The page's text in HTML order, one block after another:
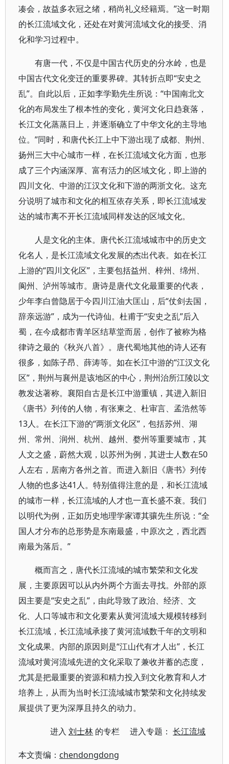
凑会，故益多衣冠之绪，稍尚礼义经籍焉。”这一时期
的长江流域文化，还处在对黄河流域文化的接受、消
化和学习过程中。
有唐一代，不仅是中国古代历史的分水岭，也是
中国古代文化变迁的重要界碑。其转折点即“安史之
乱”。自此以后，正如李学勤先生所说：“中国南北文
化的布局发生了根本性的变化，黄河文化日趋衰落，
长江文化蒸蒸日上，并逐渐确立了中华文化的主导地
位。”同时，和唐代长江上中下游出现了成都、荆州、
扬州三大中心城市一样，在长江流域文化方面，也形
成了三个内涵深厚、富有活力的区域文化，即上游的
四川文化、中游的江汉文化和下游的两浙文化。这充
分说明了城市和文化的相互依存关系，即长江流域发
达的城市离不开长江流域同样发达的区域文化。
人是文化的主体。唐代长江流域城市中的历史文
化名人，是长江流域文化发展的杰出代表。如在长江
上游的“四川文化区”，主要包括益州、梓州、绵州、
阆州、泸州等城市。唐诗是唐代文化最重要的代表，
少年李白曾隐居于今四川江油大匡山，后“仗剑去国，
辞亲远游”，成为一代诗仙。杜甫于“安史之乱”后入
蜀，在今成都市青羊区结草堂而居，创作了被称为格
律诗之最的《秋兴八首》。唐代蜀地其他的诗人还有
很多，如陈子昂、薛涛等。如在长江中游的“江汉文化
区”，荆州与襄州是该地区的中心，荆州治所江陵以文
教发达著称。襄阳自古是长江中游重镇，其进入新旧
《唐书》列传的人物，有张柬之、杜审言、孟浩然等
13人。在长江下游的“两浙文化区”，包括苏州、湖
州、常州、润州、杭州、越州、婺州等重要城市，其
人文之盛，蔚然大观，以苏州为例，其进士人数在50
人左右，居南方各州之首。而进入新旧《唐书》列传
人物的也多达41人。特别值得注意的是，和长江流域
的城市一样，长江流域的人才也一直长盛不衰。我们
以明代为例，正如历史地理学家谭其骧先生所说：“全
国人才分布的总形势是东南最盛，中原次之，西北西
南最为落后。”
概而言之，唐代长江流域的城市繁荣和文化发
展，主要原因可以从内外两个方面去寻找。外部的原
因主要是“安史之乱”，由此导致了政治、经济、文
化、人口等城市和文化要素从黄河流域大规模转移到
长江流域，长江流域承接了黄河流域数千年的文明和
文化成果。内部的原因则是“江山代有才人出”，长江
流域对黄河流域先进的文化采取了兼收并蓄的态度，
尤其是把最重要的资源和精力投入到文化教育和人才
培养上，从而为当时长江流域城市繁荣和文化持续发
展提供了更为深厚且持久的动力。
进入刘士林 的专栏 进入专题：长江流域
本文责编： chendongdong